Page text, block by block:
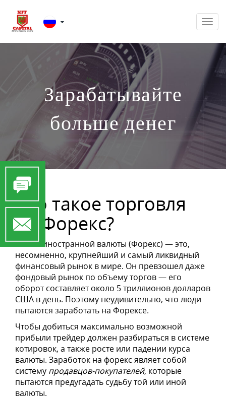
Menu
Зарабатывайте
больше денег
Что такое торговля
на Форекс?
Рынок иностранной валюты (Форекс) — это,
несомненно, крупнейший и самый ликвидный
финансовый рынок в мире. Он превзошел даже
фондовый рынок по объему торгов — его
оборот составляет около 5 триллионов долларов
США в день. Поэтому неудивительно, что люди
пытаются заработать на Форексе.
Чтобы добиться максимально возможной
прибыли трейдер должен разбираться в системе
котировок, а также росте или падении курса
валюты. Заработок на форекс являет собой
систему продавцов-покупателей, которые
пытаются предугадать судьбу той или иной
валюты.